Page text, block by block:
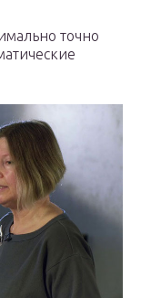
точно